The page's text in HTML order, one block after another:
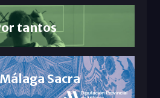
tantos
Sacra